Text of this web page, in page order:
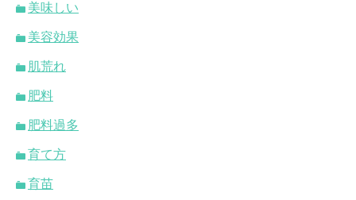
美味しい
美容効果
肌荒れ
肥料
肥料過多
育て方
育苗